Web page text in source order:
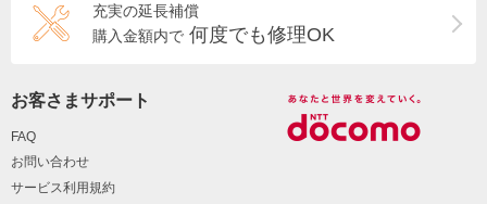
充実の延長補償
購入金額内で 何度でも修理OK
お客さまサポート
FAQ
お問い合わせ
サービス利用規約